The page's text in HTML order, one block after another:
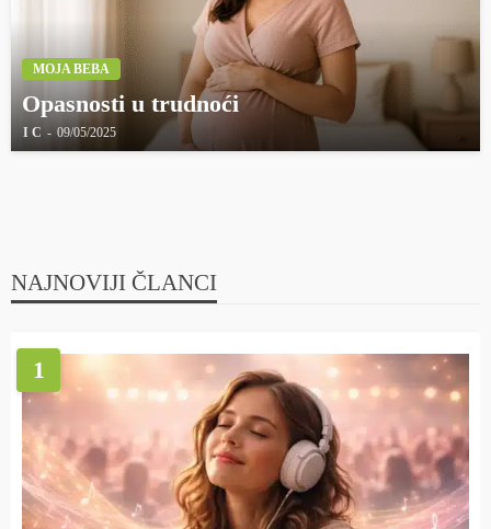
MOJA BEBA
Opasnosti u trudnoći
I C 09/05/2025
NAJNOVIJI ČLANCI
1